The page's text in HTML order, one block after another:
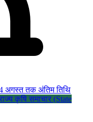
कृषि समाचार (State